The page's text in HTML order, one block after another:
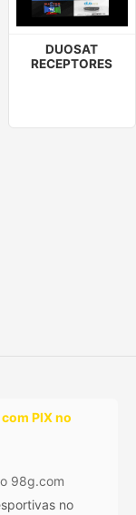
DUOSAT
RECEPTORES
PIX no
98g.com
no